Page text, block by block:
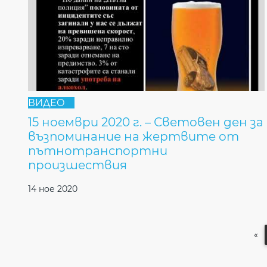
ВИДЕО
15 ноември 2020 г. – Световен ден за
възпоминание на жертвите от
пътнотранспортни
произшествия
14 ное 2020
«